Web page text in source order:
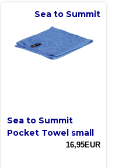
Sea to Summit
Sea to Summit
Pocket Towel small
16,95EUR